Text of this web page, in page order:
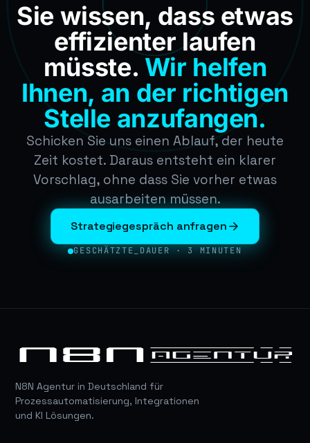
Sie wissen, dass etwas
effizienter laufen
müsste. Wir helfen
Ihnen, an der richtigen
Stelle anzufangen.
Schicken Sie uns einen Ablauf, der heute
Zeit kostet. Daraus entsteht ein klarer
Vorschlag, ohne dass Sie vorher etwas
ausarbeiten müssen.
Strategiegespräch anfragen
GESCHÄTZTE_DAUER · 3 MINUTEN
N8N Agentur in Deutschland für
Prozessautomatisierung, Integrationen
und KI Lösungen.